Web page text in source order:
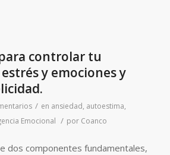
controlar tu
y emociones y
/ en ansiedad, autoestima,
Emocional / por Coanco
dos componentes fundamentales,